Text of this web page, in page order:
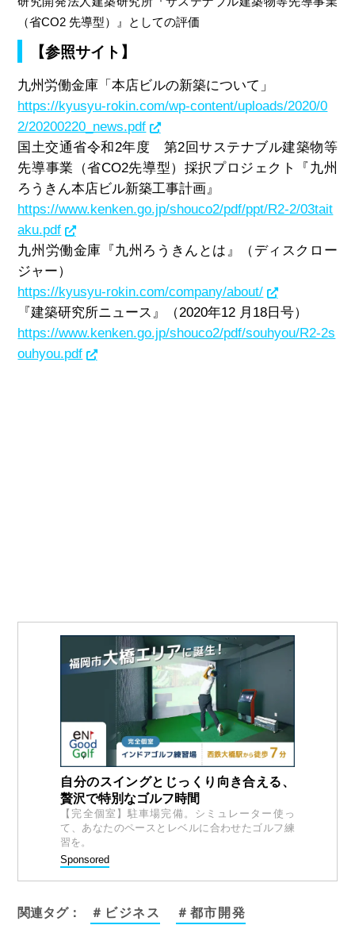
（省CO2 先導型）』としての評価
【参照サイト】
九州労働金庫「本店ビルの新築について」
https://kyusyu-rokin.com/wp-content/uploads/2020/0
2/20200220_news.pdf
国土交通省令和2年度 第2回サステナブル建築物等
先導事業（省CO2先導型）採択プロジェクト『九州
ろうきん本店ビル新築工事計画』
https://www.kenken.go.jp/shouco2/pdf/ppt/R2-2/03tait
aku.pdf
九州労働金庫『九州ろうきんとは』（ディスクロー
ジャー）
https://kyusyu-rokin.com/company/about/
『建築研究所ニュース』（2020年12 月18日号）
https://www.kenken.go.jp/shouco2/pdf/souhyou/R2-2s
ouhyou.pdf
自分のスイングとじっくり向き合える、
贅沢で特別なゴルフ時間
【完全個室】駐車場完備。シミュレーター使っ
て、あなたのペースとレベルに合わせたゴルフ練
習を。
Sponsored
関連タグ： ＃ビジネス ＃都市開発